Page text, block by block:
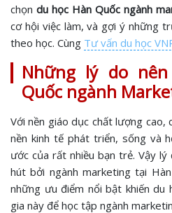
chọn du học Hàn Quốc ngành
cơ hội việc làm, và gợi ý những
theo học. Cùng Tư vấn du học
Những lý do
Quốc ngành
Với nền giáo dục chất lượng
nền kinh tế phát triển, sống và
ước của rất nhiều bạn trẻ. Vậy
hút bởi ngành marketing tại
những ưu điểm nổi bật khiến du
gia này để học tập ngành